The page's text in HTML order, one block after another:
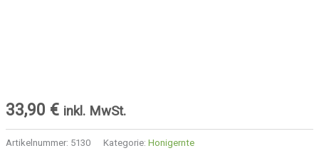
33,90 € inkl. MwSt.
Artikelnummer: 5130 Kategorie: Honigernte